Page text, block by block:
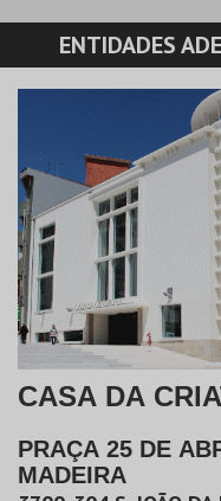
CARRINHO
EVENTOS
PRODUTOS
ENTIDADES
CASA DA
PRAÇA 25 DE
MADEIRA